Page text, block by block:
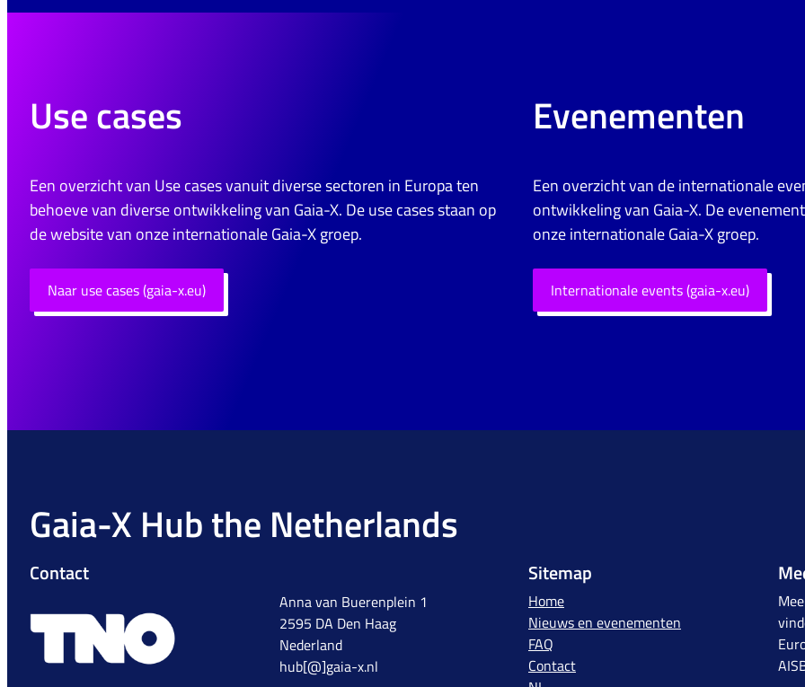
Use cases
Een overzicht van Use cases vanuit diverse sectoren in Europa ten
behoeve van diverse ontwikkeling van Gaia-X. De use cases staan op
de website van onze internationale Gaia-X groep.
Naar use cases (gaia-x.eu)
Evenementen
Een overzicht van de internationale
ontwikkeling van Gaia-X. De
onze internationale Gaia-X groep.
Internationale events (gaia-x.eu)
Gaia-X Hub the Netherlands
Contact
Anna van Buerenplein 1
2595 DA Den Haag
Nederland
hub[@]gaia-x.nl
Sitemap
Home
Nieuws en evenementen
FAQ
Contact